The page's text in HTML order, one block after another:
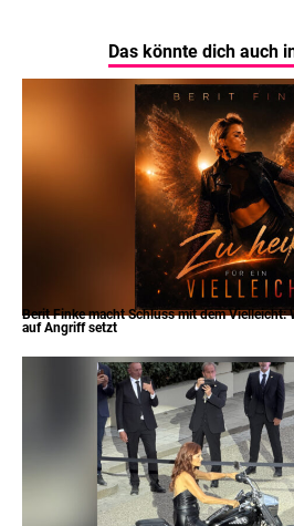
Das könnte dich auch
Berit Finke macht Schluss mit dem Vielleicht:
auf Angriff setzt